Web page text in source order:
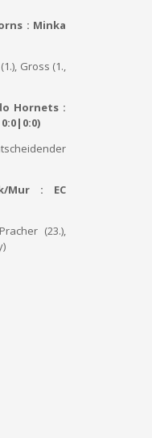
: Minka
Gross (1.,
Hornets :
Mur : EC
(23.),